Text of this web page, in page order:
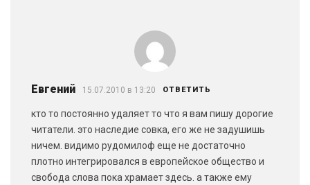
Евгений 15.07.2010 в 13:20 ОТВЕТИТЬ
кто то постоянно удаляет то что я вам пишу дорогие
читатели. это наследие совка, его же не задушишь
ничем. видимо рудомилоф еще не достаточно
плотно интегрировался в европейское общество и
свобода слова пока храмает здесь. а также ему